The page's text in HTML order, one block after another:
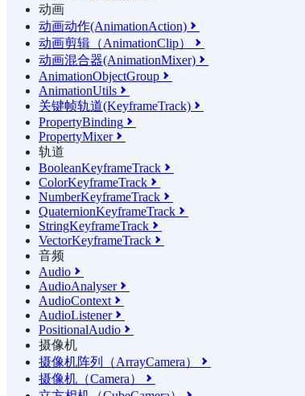
动画
动画动作(AnimationAction) 
动画剪辑（AnimationClip） 
动画混合器(AnimationMixer) 
AnimationObjectGroup 
AnimationUtils 
关键帧轨道(KeyframeTrack) 
PropertyBinding 
PropertyMixer
轨道
BooleanKeyframeTrack 
ColorKeyframeTrack 
NumberKeyframeTrack 
QuaternionKeyframeTrack 
StringKeyframeTrack 
VectorKeyframeTrack 
音频
Audio 
AudioAnalyser
AudioContext 
AudioListener
PositionalAudio 
摄像机
摄像机阵列（ArrayCamera）

摄像机（Camera） 